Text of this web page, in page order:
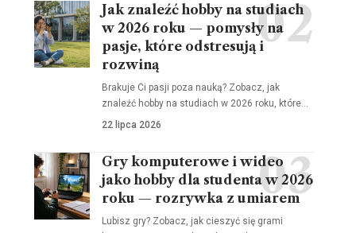
Jak znaleźć hobby na studiach
w 2026 roku — pomysły na
pasje, które odstresują i
rozwiną
Brakuje Ci pasji poza nauką? Zobacz, jak
znaleźć hobby na studiach w 2026 roku, które…
22 lipca 2026
Gry komputerowe i wideo
jako hobby dla studenta w 2026
roku — rozrywka z umiarem
Lubisz gry? Zobacz, jak cieszyć się grami